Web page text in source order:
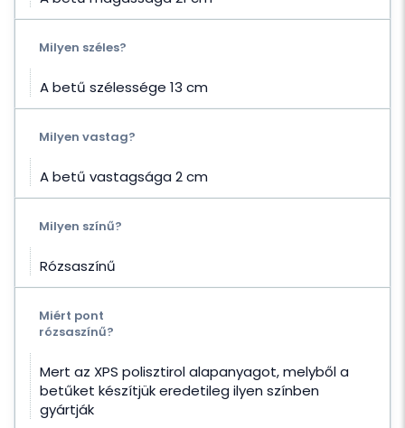
Milyen széles?
A betű szélessége 13 cm
Milyen vastag?
A betű vastagsága 2 cm
Milyen színű?
Rózsaszínű
Miért pont
rózsaszínű?
Mert az XPS polisztirol alapanyagot, melyből a
betűket készítjük eredetileg ilyen színben
gyártják